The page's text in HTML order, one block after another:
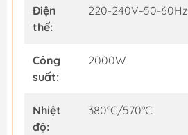
Điện
thế:
220-240V~50-60Hz
Công
suất:
2000W
Nhiệt
độ:
380°C/570°C